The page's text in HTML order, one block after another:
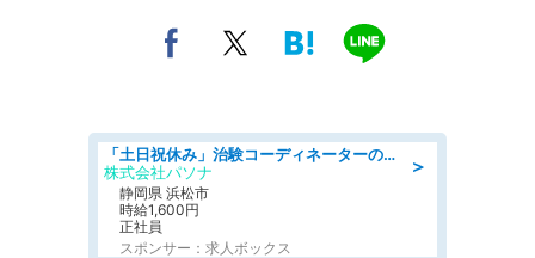
＞
「土日祝休み」治験コーディネーターのお仕事/未経験OK
株式会社パソナ
静岡県 浜松市
時給1,600円
正社員
スポンサー：求人ボックス